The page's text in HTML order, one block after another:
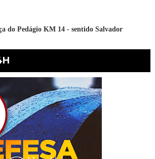
do Pedágio KM 14 - sentido Salvador